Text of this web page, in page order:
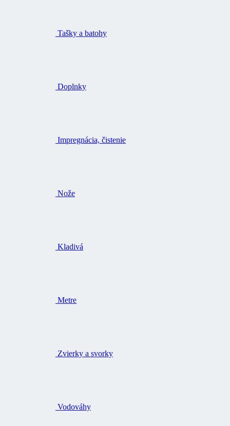
Tašky a batohy
Doplnky
Impregnácia, čistenie
Nože
Kladivá
Metre
Zvierky a svorky
Vodováhy